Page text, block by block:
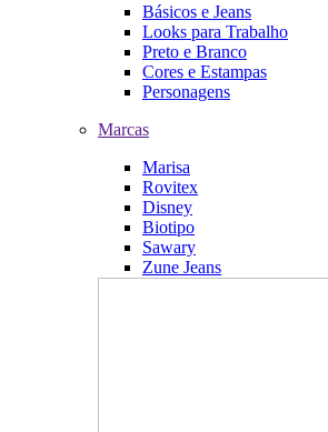
Básicos e Jeans
Looks para Trabalho
Preto e Branco
Cores e Estampas
Personagens
Marcas
Marisa
Rovitex
Disney
Biotipo
Sawary
Zune Jeans